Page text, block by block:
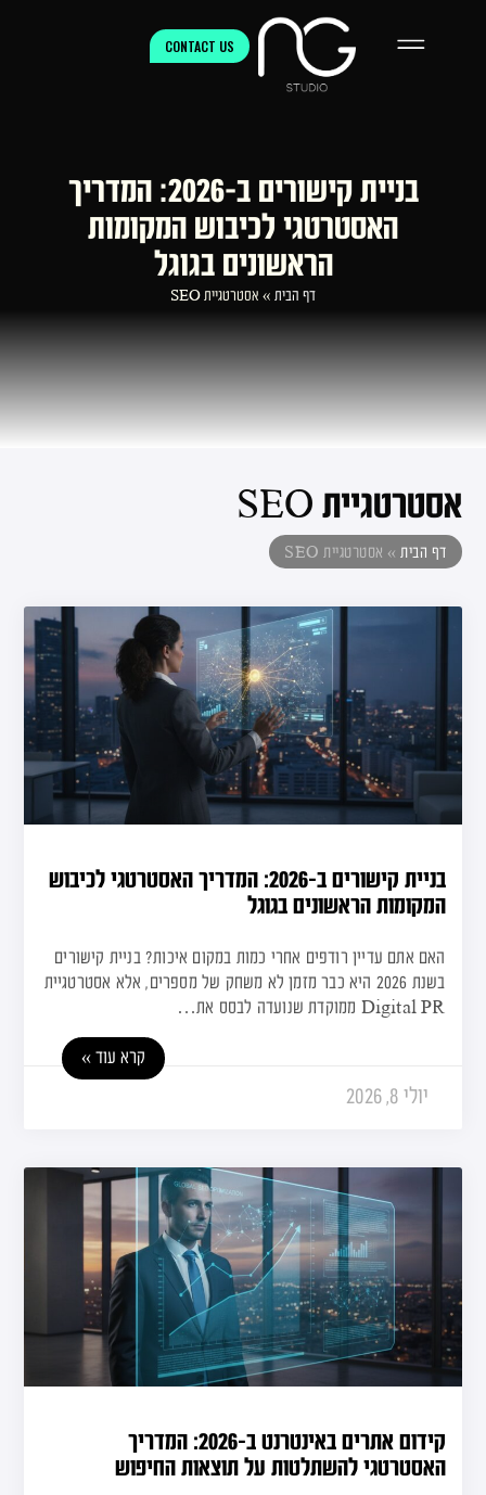
CONTACT US
בניית קישורים ב-2026: המדריך
האסטרטגי לכיבוש המקומות
הראשונים בגוגל
דף הבית » אסטרטגיית SEO
אסטרטגיית SEO
דף הבית» אסטרטגיית SEO
בניית קישורים ב-2026: המדריך האסטרטגי לכיבוש
המקומות הראשונים בגוגל
האם אתם עדיין רודפים אחרי כמות במקום איכות? בניית קישורים
בשנת 2026 היא כבר מזמן לא משחק של מספרים, אלא אסטרטגיית
Digital PR ממוקדת שנועדה לבסס את…
קרא עוד »
יולי 8, 2026
קידום אתרים באינטרנט ב-2026: המדריך
האסטרטגי להשתלטות על תוצאות החיפוש